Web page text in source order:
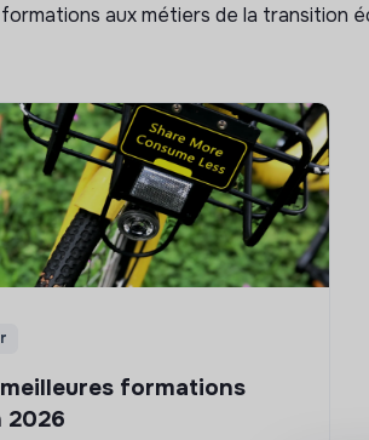
aux métiers de la transition
formations
2026